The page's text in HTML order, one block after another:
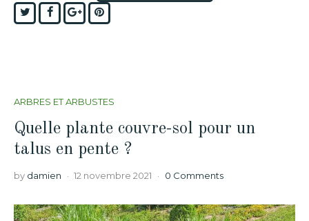
TwitterFacebook
Google+Pinterest
ARBRES ET ARBUSTES
Quelle plante couvre-sol pour un
talus en pente ?
by damien 12 novembre 2021 0 Comments